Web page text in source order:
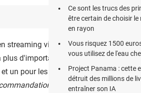
streaming vient d'annoncer dansun
d'importance aux podcasts. Il y
un pour les podcasts – qui donnent
en naviguant plus
Ce sont les trucs des
être certain de choisir le
en rayon
Vous risquez 1500
vous utilisez de l'eau
Project Panama : cette
détruit des millions de
entraîner son IA